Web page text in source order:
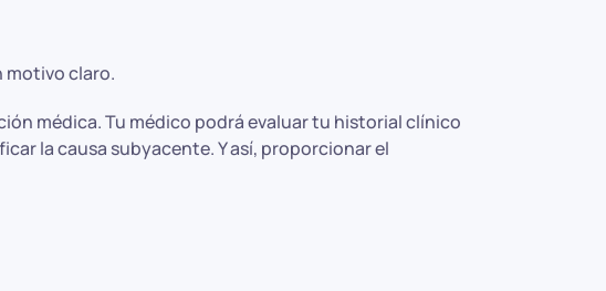
motivo claro.
médica. Tu médico podrá evaluar tu historial clínico
la causa subyacente. Y así, proporcionar el